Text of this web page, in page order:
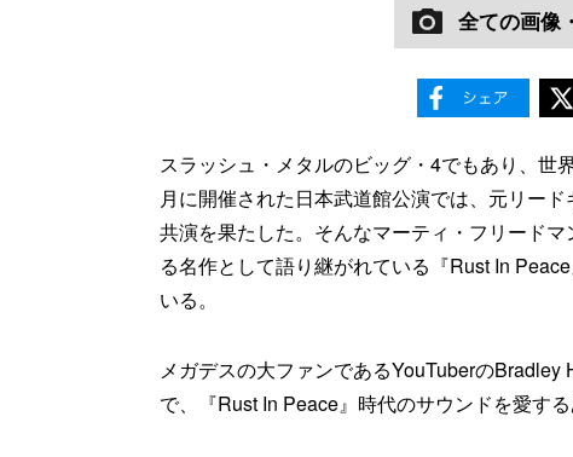
全ての画像
スラッシュ・メタルのビッグ・4でもあり、世
月に開催された日本武道館公演では、元リー
共演を果たした。そんなマーティ・フリード
る名作として語り継がれている『Rust In
いる。
メガデスの大ファンであるYouTuberの
で、『Rust In Peace』時代のサウンドを愛す